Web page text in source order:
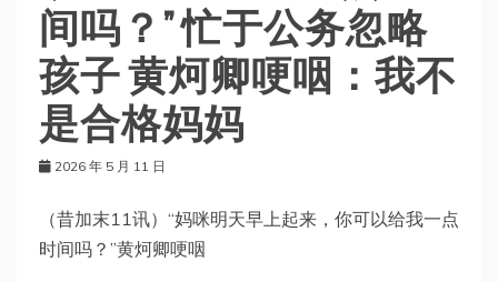
间吗？” 忙于公务忽略
孩子 黄炣卿哽咽：我不
是合格妈妈
2026 年 5 月 11 日
（昔加末11讯）“妈咪明天早上起来，你可以给我一点
时间吗？”黄炣卿哽咽